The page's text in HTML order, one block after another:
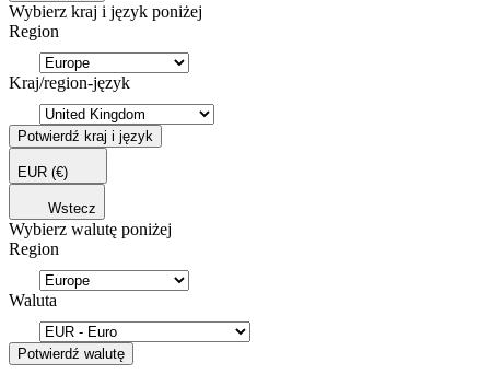
Wybierz kraj i język poniżej
Region
Kraj/region-język
Potwierdź kraj i język
EUR (€)
Wstecz
Wybierz walutę poniżej
Region
Waluta
Potwierdź walutę